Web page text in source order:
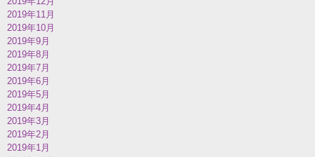
2019年11月
2019年10月
2019年9月
2019年8月
2019年7月
2019年6月
2019年5月
2019年4月
2019年3月
2019年2月
2019年1月